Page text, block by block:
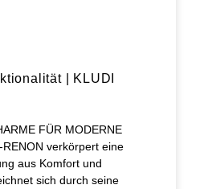
| KLUDI
FÜR MODERNE
RENON verkörpert eine
aus Komfort und
sich durch seine